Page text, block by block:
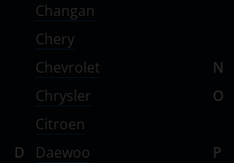
Changan
Chery
Chevrolet
Chrysler
Citroen
D
Daewoo
N
O
P